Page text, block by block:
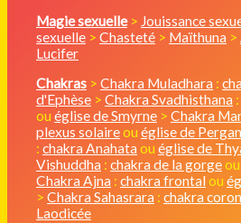
Magie sexuelle> Jouissance
sexuelle > Chasteté > Maïthuna >
Lucifer
Chakras > Chakra Muladhara :
d'Ephèse > Chakra Svadhisthana :
ou église de Smyrne > Chakra
plexus solaireou église de
: chakra Anahata ou église de
Vishuddha : chakra de la gorgeou
Chakra Ajna : chakra frontalou
> Chakra Sahasrara : chakra
Laodicée